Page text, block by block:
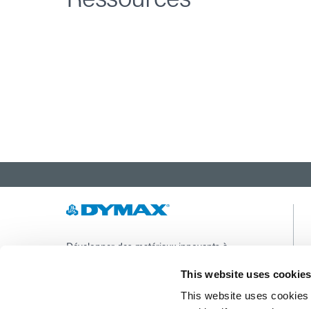
This website uses cookies
This website uses
Développer des matériaux innovants à
des équipements de dosage et des systèmes de
améliorer considérablement l'efficacité de la